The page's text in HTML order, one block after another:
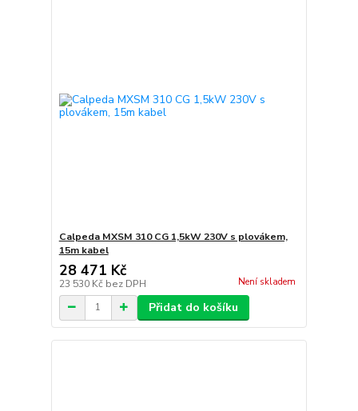
Calpeda MXSM 310 CG 1,5kW 230V s plovákem,
15m kabel
28 471 Kč
23 530 Kč bez DPH Není skladem
Přidat do košíku